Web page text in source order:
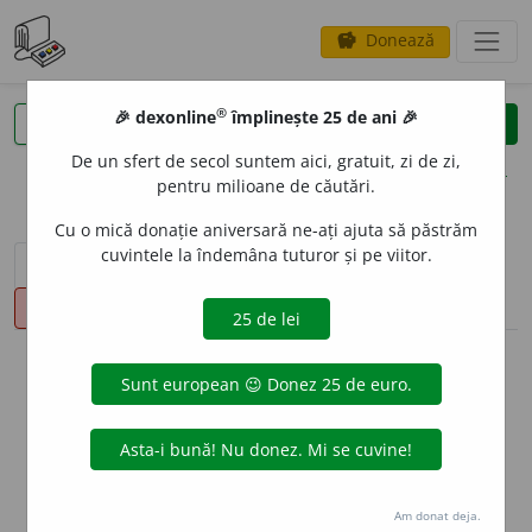
savings Donează
clear
opțiuni
sinteza definițiilor (1) definiții (22)
declinări
info
Aceste definiții sunt compilate de
echipa dexonline. Definițiile
originale se află pe filadefiniții.
Puteți reordona filele pe pagina de
🎉 dexonline® împlinește 25 de ani 🎉
De un sfert de secol suntem aici, gratuit, zi de zi,
pentru milioane de căutări.
Cu o mică donație aniversară ne-ați ajuta să păstrăm
cuvintele la îndemâna tuturor și pe viitor.
Am donat deja.